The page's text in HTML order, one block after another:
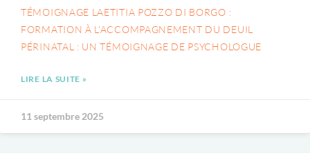
TÉMOIGNAGE LAETITIA POZZO DI BORGO :
FORMATION À L’ACCOMPAGNEMENT DU DEUIL
PÉRINATAL : UN TÉMOIGNAGE DE PSYCHOLOGUE
LIRE LA SUITE »
11 septembre 2025